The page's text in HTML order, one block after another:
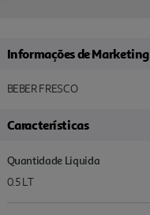
Informações de Marketing
BEBER FRESCO
Características
Quantidade Liquida
0.5 LT